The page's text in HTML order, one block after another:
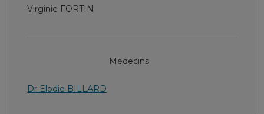
Virginie FORTIN
Médecins
Dr Elodie BILLARD